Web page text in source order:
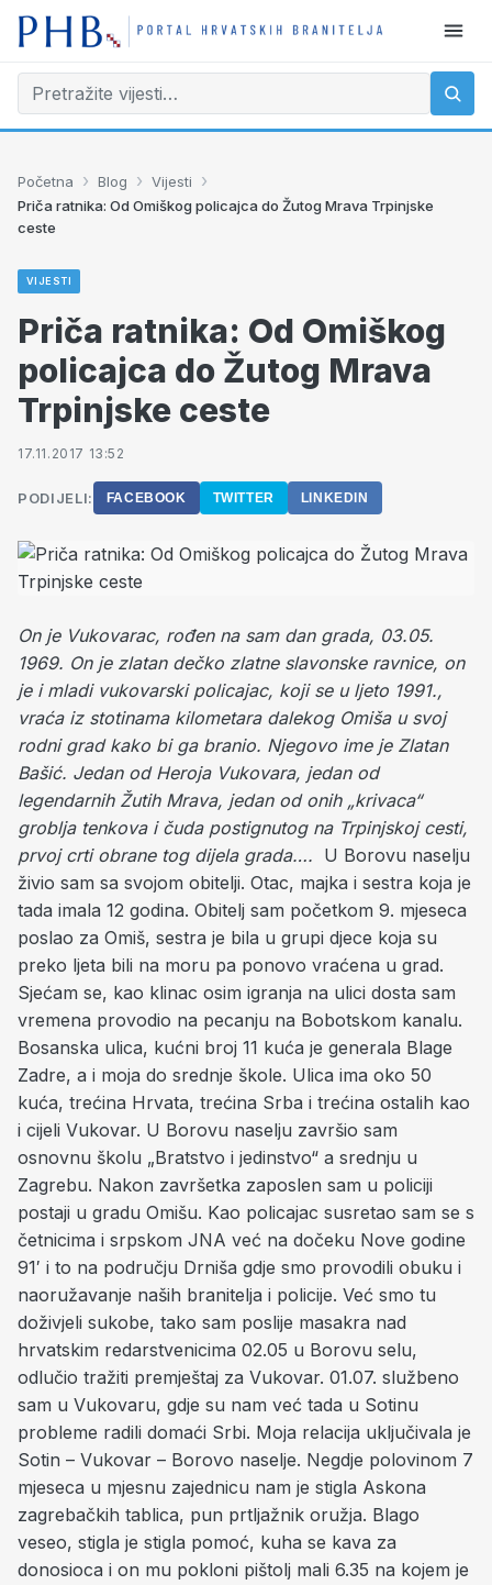
Početna › Blog › Vijesti ›
Priča ratnika: Od Omiškog policajca do Žutog Mrava Trpinjske
ceste
VIJESTI
Priča ratnika: Od Omiškog
policajca do Žutog Mrava
Trpinjske ceste
17.11.2017 13:52
PODIJELI: FACEBOOK TWITTER LINKEDIN
On je Vukovarac, rođen na sam dan grada, 03.05.
1969. On je zlatan dečko zlatne slavonske ravnice, on
je i mladi vukovarski policajac, koji se u ljeto 1991.,
vraća iz stotinama kilometara dalekog Omiša u svoj
rodni grad kako bi ga branio. Njegovo ime je Zlatan
Bašić. Jedan od Heroja Vukovara, jedan od
legendarnih Žutih Mrava, jedan od onih „krivaca“
groblja tenkova i čuda postignutog na Trpinjskoj cesti,
prvoj crti obrane tog dijela grada…. U Borovu naselju
živio sam sa svojom obitelji. Otac, majka i sestra koja je
tada imala 12 godina. Obitelj sam početkom 9. mjeseca
poslao za Omiš, sestra je bila u grupi djece koja su
preko ljeta bili na moru pa ponovo vraćena u grad.
Sjećam se, kao klinac osim igranja na ulici dosta sam
vremena provodio na pecanju na Bobotskom kanalu.
Bosanska ulica, kućni broj 11 kuća je generala Blage
Zadre, a i moja do srednje škole. Ulica ima oko 50
kuća, trećina Hrvata, trećina Srba i trećina ostalih kao
i cijeli Vukovar. U Borovu naselju završio sam
osnovnu školu „Bratstvo i jedinstvo“ a srednju u
Zagrebu. Nakon završetka zaposlen sam u policiji
postaji u gradu Omišu. Kao policajac susretao sam se s
četnicima i srpskom JNA već na dočeku Nove godine
91′ i to na području Drniša gdje smo provodili obuku i
naoružavanje naših branitelja i policije. Već smo tu
doživjeli sukobe, tako sam poslije masakra nad
hrvatskim redarstvenicima 02.05 u Borovu selu,
odlučio tražiti premještaj za Vukovar. 01.07. službeno
sam u Vukovaru, gdje su nam već tada u Sotinu
probleme radili domaći Srbi. Moja relacija uključivala je
Sotin – Vukovar – Borovo naselje. Negdje polovinom 7
mjeseca u mjesnu zajednicu nam je stigla Askona
zagrebačkih tablica, pun prtljažnik oružja. Blago
veseo, stigla je stigla pomoć, kuha se kava za
donosioca i on mu pokloni pištolj mali 6.35 na kojem je